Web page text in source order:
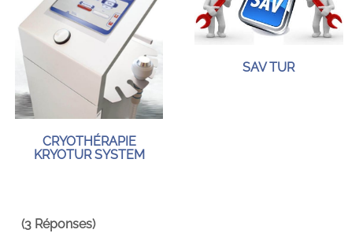
CRYOTHÉRAPIE
KRYOTUR SYSTEM
SAV TUR
(3 Réponses)